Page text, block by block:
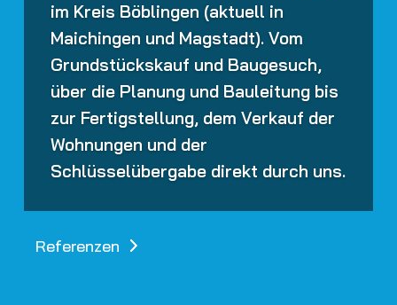
im Kreis Böblingen (aktuell in
Maichingen und Magstadt). Vom
Grundstückskauf und Baugesuch,
über die Planung und Bauleitung bis
zur Fertigstellung, dem Verkauf der
Wohnungen und der
Schlüsselübergabe direkt durch uns.
Referenzen